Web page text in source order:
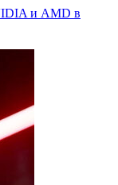
и AMD в